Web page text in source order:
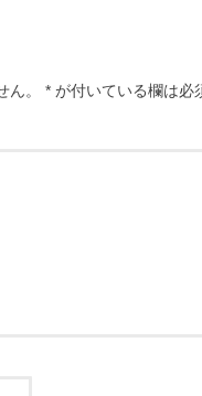
。 * が付いている欄は必